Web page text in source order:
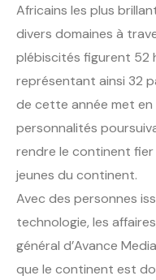
Africains les plus
divers domaines à
plébiscités figurent 52
représentant ainsi 32
de cette année met
personnalités
rendre le continent fier
jeunes du continent.
Avec des personnes
technologie, les
général d’Avance
que le continent est